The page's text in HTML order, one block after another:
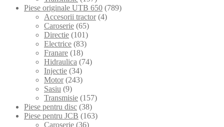
Piese originale UTB 650 (789)
Accesorii tractor (4)
Caroserie (65)
Directie (101)
Electrice (83)
Franare (18)
Hidraulica (74)
Injectie (34)
Motor (243)
Sasiu (9)
Transmisie (157)
Piese pentru disc (38)
Piese pentru JCB (163)
Caroserie (36)